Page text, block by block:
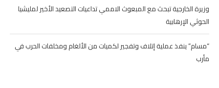
وزيرة الخارجية تبحث مع المبعوث الاممي تداعيات التصعيد الأخير لمليشيا
الحوثي الإرهابية
“مسام” ينفذ عملية إتلاف وتفجير لكميات من الألغام ومخلفات الحرب في
مأرب